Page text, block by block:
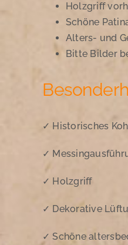
Holzgriff
Schöne
Alters- und
Bitte Bilder
✓ Historisches
✓
✓ Holzgriff
✓ Dekorative
✓ Schöne